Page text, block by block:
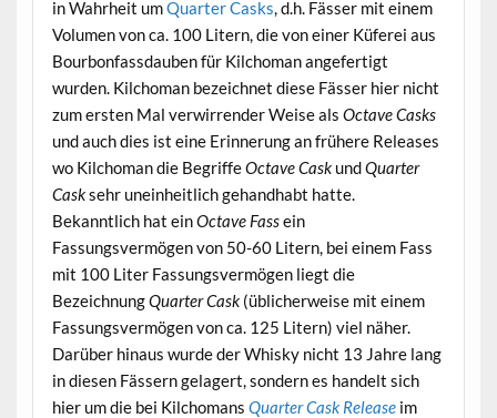
in Wahrheit umQuarter Casks , d.h. Fässer mit einem
Volumen von ca. 100 Litern, die von einer Küferei aus
Bourbonfassdauben für Kilchoman angefertigt
wurden. Kilchoman bezeichnet diese Fässer hier nicht
zum ersten Mal verwirrender Weise als Octave Casks
und auch dies ist eine Erinnerung an frühere Releases
wo Kilchoman die BegriffeOctave CaskundQuarter
Casksehr uneinheitlich gehandhabt hatte.
Bekanntlich hat einOctave Fassein
Fassungsvermögen von 50-60 Litern, bei einem Fass
mit 100 Liter Fassungsvermögen liegt die
BezeichnungQuarter Cask(üblicherweise mit einem
Fassungsvermögen von ca. 125 Litern) viel näher.
Darüber hinaus wurde der Whisky nicht 13 Jahre lang
in diesen Fässern gelagert, sondern es handelt sich
hier um die bei Kilchomans Quarter Cask Release im